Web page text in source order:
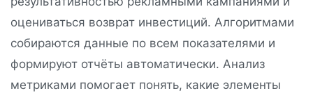
оцениваться возврат инвестиций. Алгоритмами
собираются данные по всем показателями и
формируют отчёты автоматически. Анализ
метриками помогает понять, какие элементы